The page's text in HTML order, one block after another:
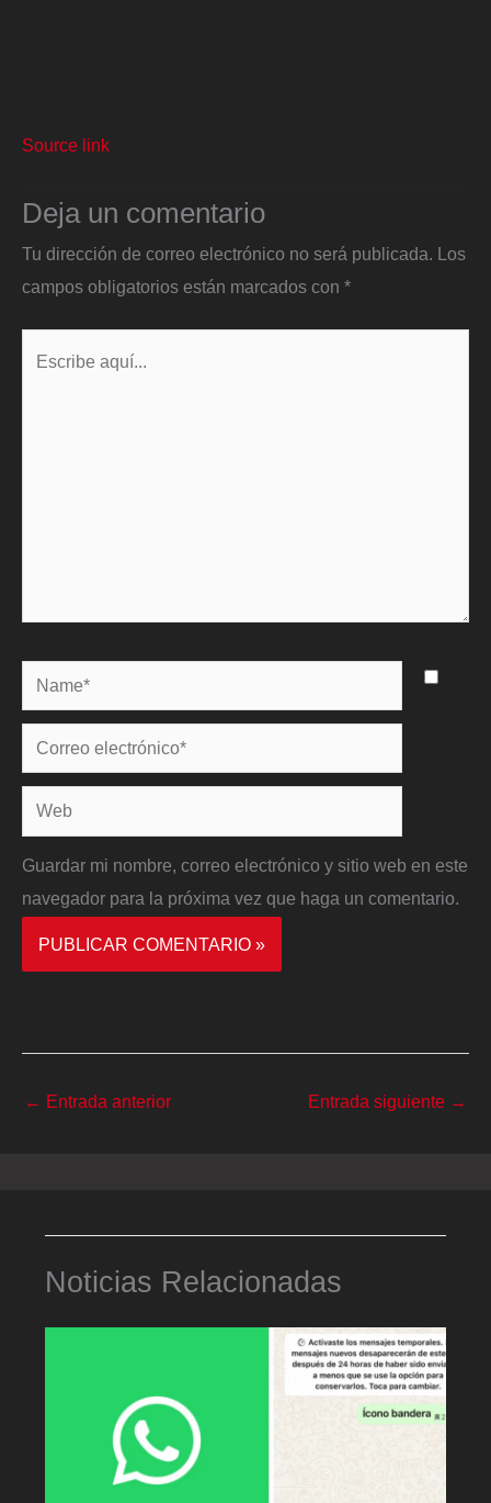
Source link
Deja un comentario
Tu dirección de correo electrónico no será publicada. Los
campos obligatorios están marcados con *
Name*
Correo
electrónico*
Web
Guardar mi nombre, correo electrónico y sitio web en este
navegador para la próxima vez que haga un comentario.
← Entrada anterior Entrada siguiente →
Noticias Relacionadas